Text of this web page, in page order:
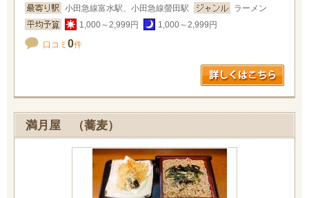
小田急線富水駅、小田急線螢田駅
ラーメン
1,000～2,999円
1,000～2,999円
口コミ 0件
満月屋 （蕎麦）